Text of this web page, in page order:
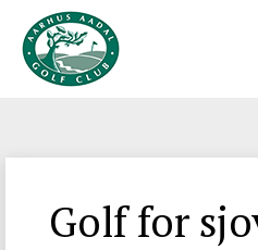
Golf for